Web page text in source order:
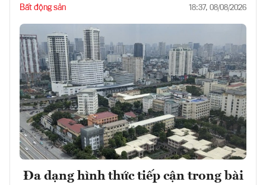
Bất động sản 18:37, 08/08/2026
Đa dạng hình thức tiếp cận trong bài